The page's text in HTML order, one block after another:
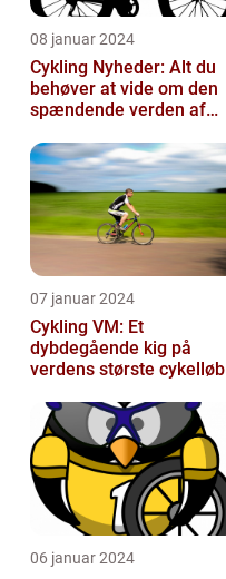
08 januar 2024
Cykling Nyheder: Alt du
behøver at vide om den
spændende verden af
07 januar 2024
Cykling VM: Et
dybdegående kig på
verdens største cykelløb
06 januar 2024